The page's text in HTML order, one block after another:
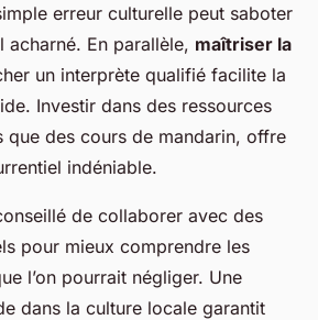
erreur culturelle peut saboter
En parallèle, maîtriser la
un interprète qualifié facilite la
Investir dans des ressources
que des cours de mandarin, offre
indéniable.
de collaborer avec des
pour mieux comprendre les
l’on pourrait négliger. Une
dans la culture locale garantit